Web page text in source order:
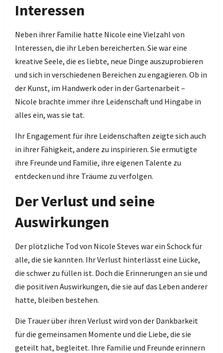
Interessen
Neben ihrer Familie hatte Nicole eine Vielzahl von
Interessen, die ihr Leben bereicherten. Sie war eine
kreative Seele, die es liebte, neue Dinge auszuprobieren
und sich in verschiedenen Bereichen zu engagieren. Ob in
der Kunst, im Handwerk oder in der Gartenarbeit –
Nicole brachte immer ihre Leidenschaft und Hingabe in
alles ein, was sie tat.
Ihr Engagement für ihre Leidenschaften zeigte sich auch
in ihrer Fähigkeit, andere zu inspirieren. Sie ermutigte
ihre Freunde und Familie, ihre eigenen Talente zu
entdecken und ihre Träume zu verfolgen.
Der Verlust und seine
Auswirkungen
Der plötzliche Tod von Nicole Steves war ein Schock für
alle, die sie kannten. Ihr Verlust hinterlässt eine Lücke,
die schwer zu füllen ist. Doch die Erinnerungen an sie und
die positiven Auswirkungen, die sie auf das Leben anderer
hatte, bleiben bestehen.
Die Trauer über ihren Verlust wird von der Dankbarkeit
für die gemeinsamen Momente und die Liebe, die sie
geteilt hat, begleitet. Ihre Familie und Freunde erinnern